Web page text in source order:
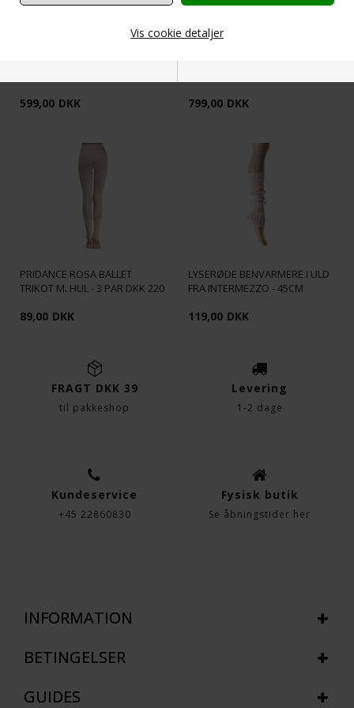
Vis cookie detaljer
Funktionelle Statistiske
599,00 DKK 799,00 DKK
PRIDANCE ROSA BALLET
TRIKOT M. HUL - 3 PAR DKK 220
89,00 DKK
LYSERØDE BENVARMERE I ULD
FRA INTERMEZZO - 45CM
119,00 DKK
FRAGT DKK 39
til pakkeshop
Levering
1-2 dage
Kundeservice
+45 22860830
Fysisk butik
Se åbningstider her
INFORMATION
BETINGELSER
GUIDES